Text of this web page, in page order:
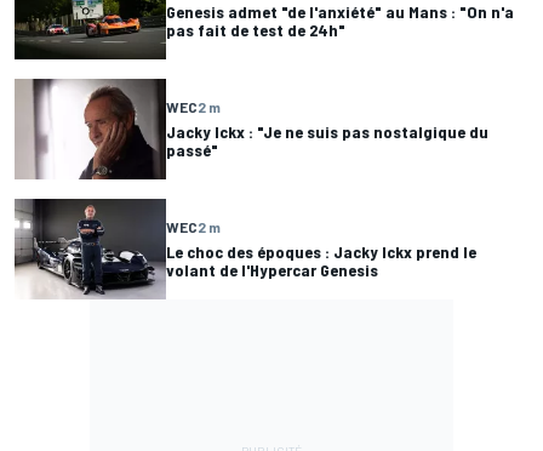
Genesis admet "de l'anxiété" au Mans : "On n'a
pas fait de test de 24h"
WEC2 m
Jacky Ickx : "Je ne suis pas nostalgique du
passé"
WEC2 m
Le choc des époques : Jacky Ickx prend le
volant de l'Hypercar Genesis